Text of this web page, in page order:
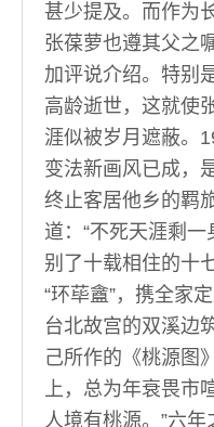
甚少提及。而作为
张葆萝也遵其父之
加评说介绍。特别
高龄逝世，这就使
涯似被岁月遮蔽。
变法新画风已成，
终止客居他乡的羁
道：“不死天涯剩
别了十载相住的十
“环荜盦”，携全家
台北故宫的双溪边
己所作的《桃源图
上，总为年衰畏市
人境有桃源。”六年